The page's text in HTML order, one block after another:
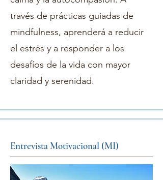
través de prácticas guiadas de
mindfulness, aprenderá a reducir
el estrés y a responder a los
desafíos de la vida con mayor
claridad y serenidad.
Entrevista Motivacional (MI)